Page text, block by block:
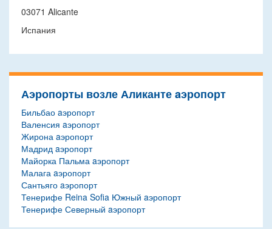
03071 Alicante
Испания
Аэропорты возле Аликанте aэропорт
Бильбао aэропорт
Валенсия aэропорт
Жирона aэропорт
Мадрид aэропорт
Майорка Пальма aэропорт
Малага aэропорт
Сантьяго aэропорт
Тенерифе Reina Sofia Южный aэропорт
Тенерифе Северный aэропорт